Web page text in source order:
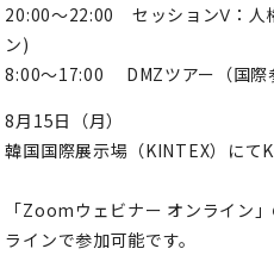
20:00～22:00 セッションⅤ：人
ン)
8:00～17:00 DMZツアー（国際
8月15日（月）
韓国国際展示場（KINTEX）に
「Zoomウェビナー オンライン
ラインで参加可能です。